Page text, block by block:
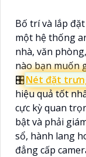
Bố trí và lắp
một hệ thống
nhà, văn
nào bạn muốn
🎛Nét đặt
hiệu quả tốt
cực kỳ quan
bật và phải
sổ, hành lang
đẳng cấp